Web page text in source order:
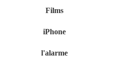
Films
iPhone
l'alarme